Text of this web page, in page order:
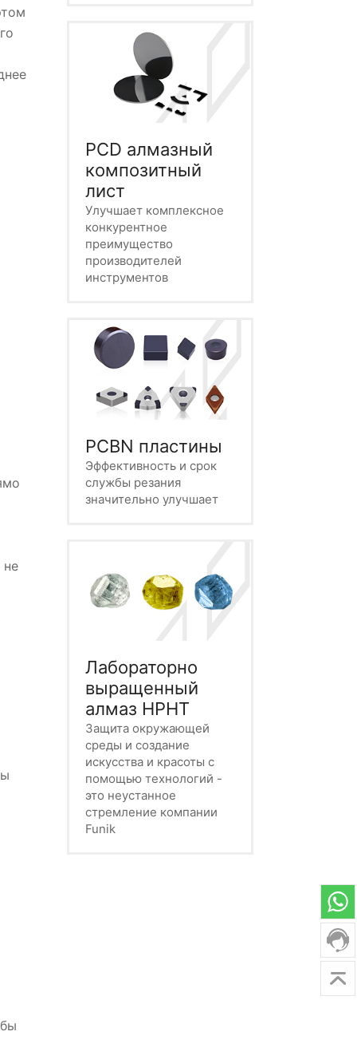
не
PCD алмазный
композитный
лист
Улучшает комплексное
конкурентное
преимущество
производителей
инструментов
PCBN пластины
Эффективность и срок
службы резания
значительно улучшает
Лабораторно
выращенный
алмаз HPHT
Защита окружающей
среды и создание
искусства и красоты с
помощью технологий -
это неустанное
стремление компании
Funik